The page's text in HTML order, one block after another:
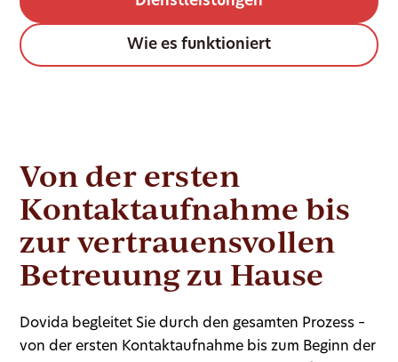
Wie es funktioniert
Von der ersten
Kontaktaufnahme bis
zur vertrauensvollen
Betreuung zu Hause
Dovida begleitet Sie durch den gesamten Prozess –
von der ersten Kontaktaufnahme bis zum Beginn der